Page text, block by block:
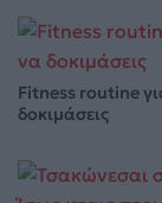
Fitness routine
δοκιμάσεις